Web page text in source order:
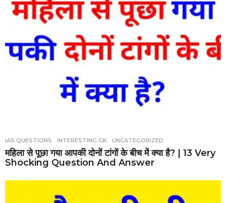
IAS QUESTIONS ,INTERESTING GK ,UNCATEGORIZED
महिला से पूछा गया आपकी दोनों टांगों के बीच में क्या है? | 13 Very
Shocking Question And Answer